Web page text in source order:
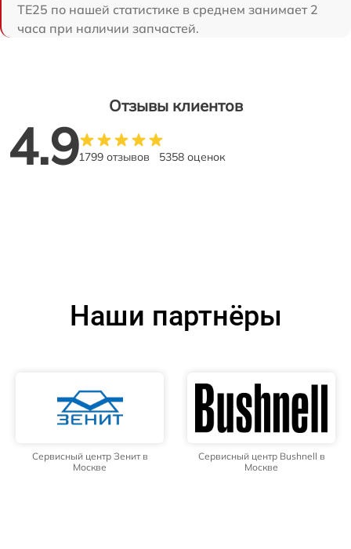
TE25 по нашей статистике в среднем занимает 2
часа при наличии запчастей.
Отзывы клиентов
4.91799 отзывов 5358 оценок
Наши партнёры
Сервисный центр Зенит в
Москве
Сервисный центр Bushnell в
Москве